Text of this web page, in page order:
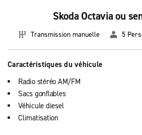
Skoda Octavia ou
Transmission manuelle 5
Caractéristiques du véhicule
Radio stéréo AM/FM
Sacs gonflables
Véhicule diesel
Climatisation